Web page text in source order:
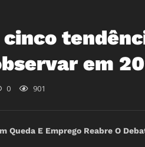
em
0 901
Queda E Emprego Reabre O